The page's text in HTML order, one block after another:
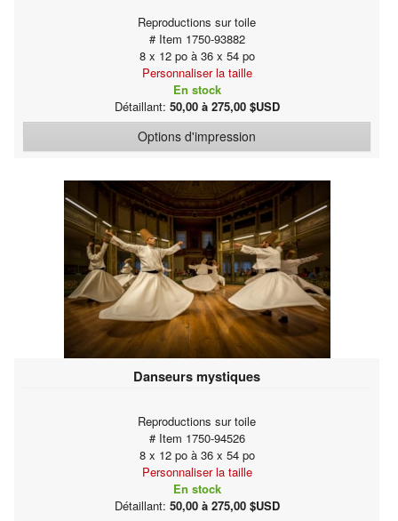
Reproductions sur toile
# Item 1750-93882
8 x 12 po à 36 x 54 po
Personnaliser la taille
En stock
Détaillant: 50,00 à 275,00 $USD
Options d'impression
Danseurs mystiques
Reproductions sur toile
# Item 1750-94526
8 x 12 po à 36 x 54 po
Personnaliser la taille
En stock
Détaillant: 50,00 à 275,00 $USD